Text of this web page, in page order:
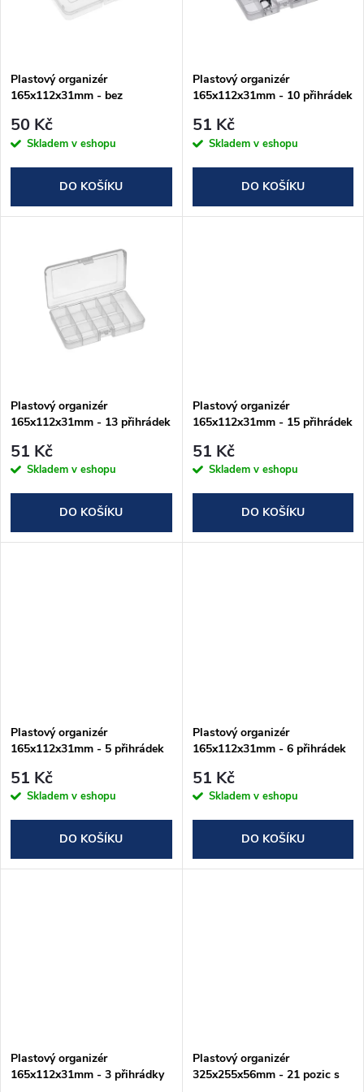
p
r
o
d
s
p
r
ů
Plastový organizér
165x112x31mm - bez
50 Kč
Skladem v eshopu
DO KOŠÍKU
Plastový organizér
165x112x31mm - 10 přihrádek
51 Kč
Skladem v eshopu
DO KOŠÍKU
Plastový organizér
165x112x31mm - 13 přihrádek
51 Kč
Skladem v eshopu
DO KOŠÍKU
Plastový organizér
165x112x31mm - 15 přihrádek
51 Kč
Skladem v eshopu
DO KOŠÍKU
Plastový organizér
165x112x31mm - 5 přihrádek
51 Kč
Skladem v eshopu
DO KOŠÍKU
Plastový organizér
165x112x31mm - 6 přihrádek
51 Kč
Skladem v eshopu
DO KOŠÍKU
Plastový organizér
165x112x31mm - 3 přihrádky
Plastový organizér
325x255x56mm - 21 pozic s